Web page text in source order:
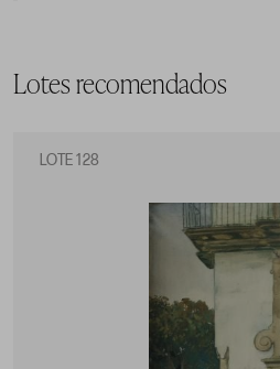
Lotes recomendados
LOTE 128